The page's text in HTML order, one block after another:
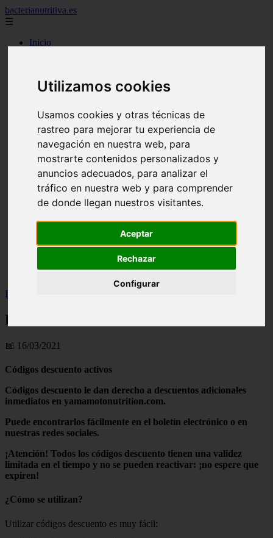
Utilizamos cookies
Usamos cookies y otras técnicas de
rastreo para mejorar tu experiencia de
navegación en nuestra web, para
mostrarte contenidos personalizados y
anuncios adecuados, para analizar el
tráfico en nuestra web y para comprender
de donde llegan nuestros visitantes.
Aceptar
Rechazar
Configurar
bacterianutritiva.es
☰
Inicio
blog
cuanto
cuantos
dieta
ejercicio
engorda
es_es
hierro
queso
tomar
Inicio
Descuentos - Yamamoto
📅 16/03/2021
Códigos descuento activos
Códigos descuento le dan derecho a descuentos adicionales
inmediatos en yamamotonutrition.com.
Puede encontrarlos fácilmente en el boletín electrónico o en
nuestras redes sociales.
¡Atención! Todos los códigos descuento tienen una validez
limitada en el tiempo y no se pueden reactivar: ¡no espere que
expiren!
¿Cómo se utilizan?
Utilizar códigos descuento es muy fácil: